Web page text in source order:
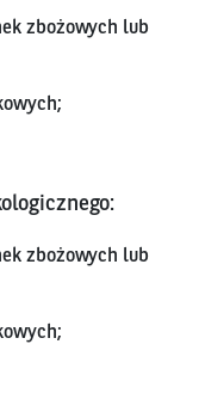
zbożowych lub
zbożowych lub